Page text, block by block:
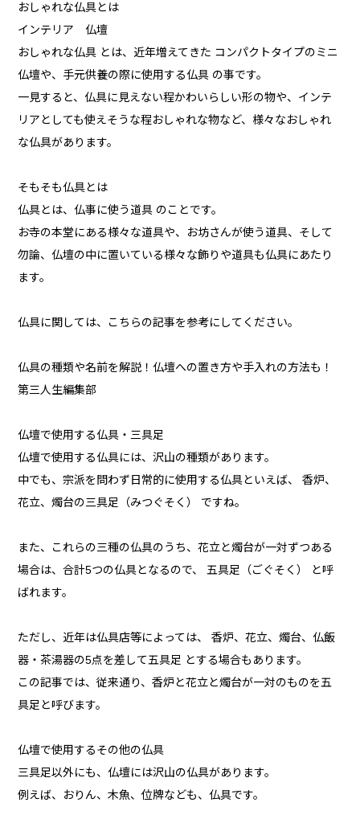
おしゃれな仏具とは
インテリア 仏壇
おしゃれな仏具 とは、近年増えてきた コンパクトタイプのミニ
仏壇や、手元供養の際に使用する仏具 の事です。
一見すると、仏具に見えない程かわいらしい形の物や、インテ
リアとしても使えそうな程おしゃれな物など、様々なおしゃれ
な仏具があります。
そもそも仏具とは
仏具とは、仏事に使う道具 のことです。
お寺の本堂にある様々な道具や、お坊さんが使う道具、そして
勿論、仏壇の中に置いている様々な飾りや道具も仏具にあたり
ます。
仏具に関しては、こちらの記事を参考にしてください。
仏具の種類や名前を解説！仏壇への置き方や手入れの方法も！
第三人生編集部
仏壇で使用する仏具・三具足
仏壇で使用する仏具には、沢山の種類があります。
中でも、宗派を問わず日常的に使用する仏具といえば、 香炉、
花立、燭台の三具足（みつぐそく） ですね。
また、これらの三種の仏具のうち、花立と燭台が一対ずつある
場合は、合計5つの仏具となるので、 五具足（ごぐそく） と呼
ばれます。
ただし、近年は仏具店等によっては、 香炉、花立、燭台、仏飯
器・茶湯器の5点を差して五具足 とする場合もあります。
この記事では、従来通り、香炉と花立と燭台が一対のものを五
具足と呼びます。
仏壇で使用するその他の仏具
三具足以外にも、仏壇には沢山の仏具があります。
例えば、おりん、木魚、位牌なども、仏具です。